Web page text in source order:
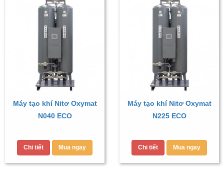
Máy tạo khí Nitơ Oxymat
N040 ECO
Chi tiết Mua ngay
Máy tạo khí Nitơ Oxymat
N225 ECO
Chi tiết Mua ngay